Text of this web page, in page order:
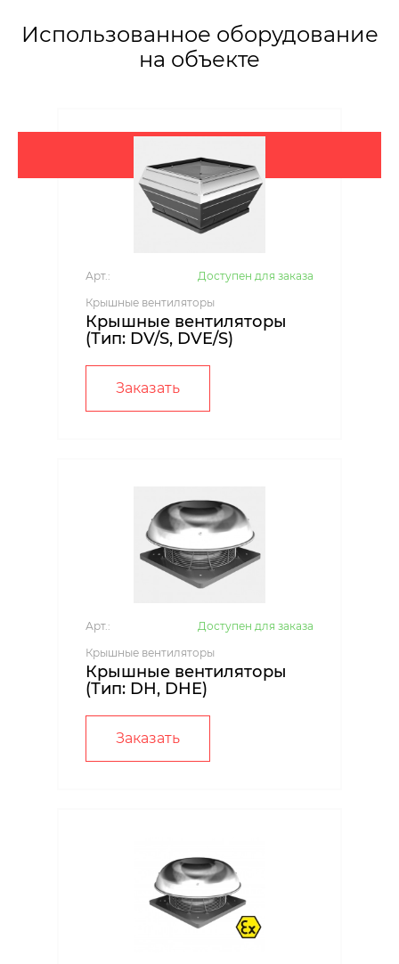
Заказать расчет
Использованное оборудование
на объекте
Арт.:
Доступен для заказа
Крышные вентиляторы
Крышные вентиляторы
(Тип: DV/S, DVE/S)
Заказать
Арт.:
Доступен для заказа
Крышные вентиляторы
Крышные вентиляторы
(Тип: DH, DHE)
Заказать